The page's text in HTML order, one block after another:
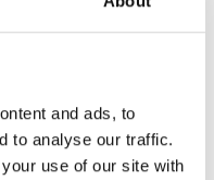
and ads, to
to analyse our traffic.
use of our site with
Thunder Red